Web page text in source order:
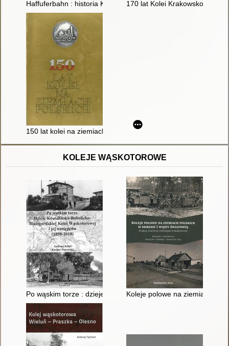
Haffuferbahn : historia Kolei Nadzalewowej do 1945 roku
170 lat Kolei Krakowsko-
150 lat kolei na ziemiach polskich
KOLEJE WĄSKOTOROWE
Po wąskim torze : dzieje Koszalińsko-Bobolicko-
Koleje polowe na ziemiach